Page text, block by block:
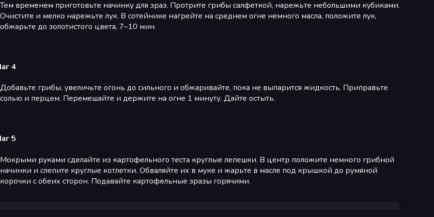
Тем временем приготовьте начинку для зраз. Протрите грибы салфеткой, нарежьте небольшими кубиками.
Очистите и мелко нарежьте лук. В сотейнике нагрейте на среднем огне немного масла, положите лук,
обжарьте до золотистого цвета, 7–10 мин.
4
Добавьте грибы, увеличьте огонь до сильного и обжаривайте, пока не выпарится жидкость. Приправьте
солью и перцем. Перемешайте и держите на огне 1 минуту. Дайте остыть.
5
Мокрыми руками сделайте из картофельного теста круглые лепешки. В центр положите немного грибной
начинки и слепите круглые котлетки. Обваляйте их в муке и жарьте в масле под крышкой до румяной
корочки с обеих сторон. Подавайте картофельные зразы горячими.